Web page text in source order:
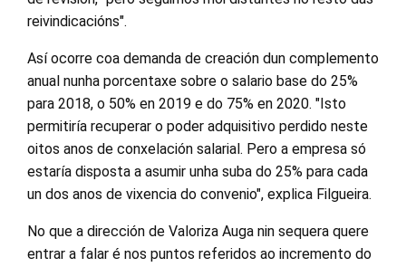
reivindicacións".
Así ocorre coa demanda de creación dun complemento
anual nunha porcentaxe sobre o salario base do 25%
para 2018, o 50% en 2019 e do 75% en 2020. "Isto
permitiría recuperar o poder adquisitivo perdido neste
oitos anos de conxelación salarial. Pero a empresa só
estaría disposta a asumir unha suba do 25% para cada
un dos anos de vixencia do convenio", explica Filgueira.
No que a dirección de Valoriza Auga nin sequera quere
entrar a falar é nos puntos referidos ao incremento do